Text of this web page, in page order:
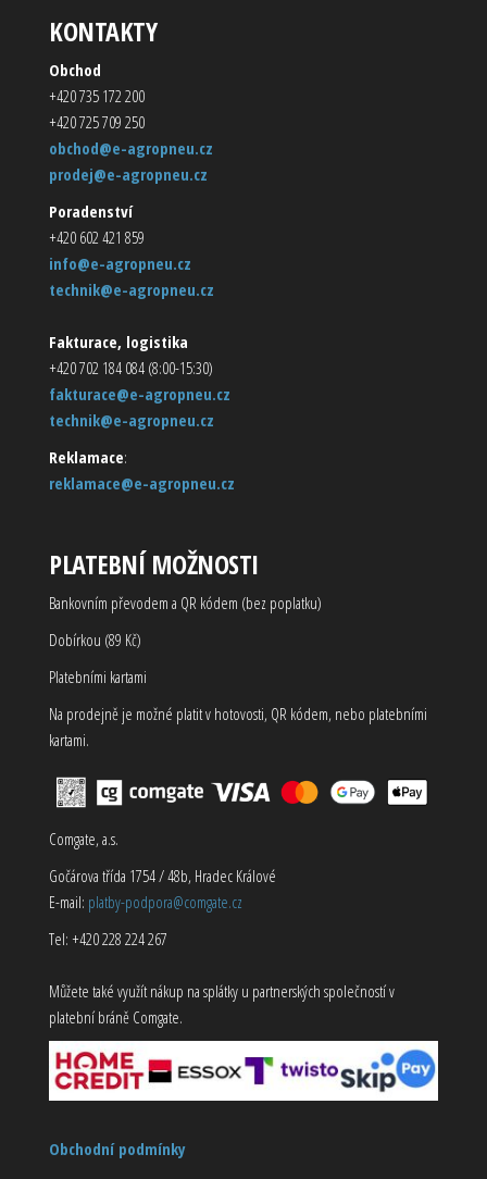
KONTAKTY
Obchod
+420 735 172 200
+420 725 709 250
obchod@e-agropneu.cz
prodej@e-agropneu.cz
Poradenství
+420 602 421 859
info@e-agropneu.cz
technik@e-agropneu.cz
Fakturace, logistika
+420 702 184 084 (8:00-15:30)
fakturace@e-agropneu.cz
technik@e-agropneu.cz
Reklamace:
reklamace@e-agropneu.cz
PLATEBNÍ MOŽNOSTI
Bankovním převodem a QR kódem (bez poplatku)
Dobírkou (89 Kč)
Platebními kartami
Na prodejně je možné platit v hotovosti, QR kódem, nebo platebními
kartami.
Comgate, a.s.
Gočárova třída 1754 / 48b, Hradec Králové
E-mail: platby-podpora@comgate.cz
Tel: +420 228 224 267
Můžete také využít nákup na splátky u partnerských společností v
platební bráně Comgate.
Obchodní podmínky